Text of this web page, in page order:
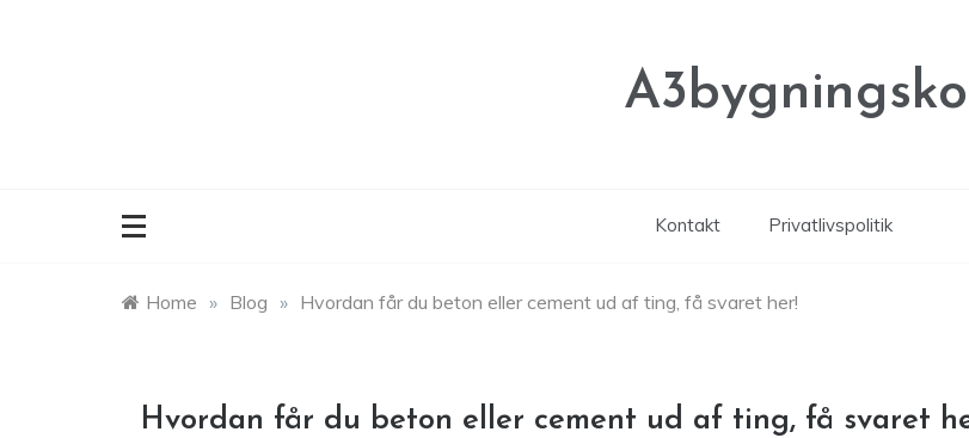
Kontakt Privatlivspolitik
Home » Blog » Hvordan får du beton eller cement ud af ting, få svaret her!
Hvordan får du beton eller cement ud af ting, få svaret